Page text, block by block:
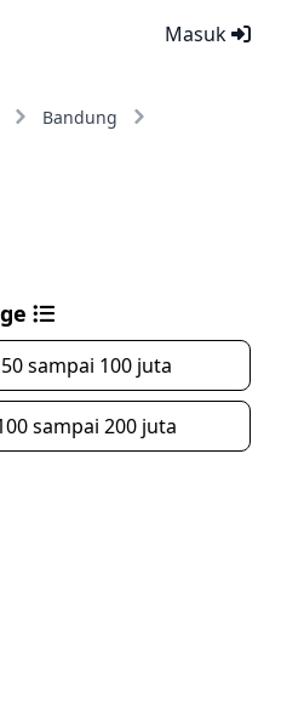
Masuk
Bandung
sampai 100 juta
sampai 200 juta